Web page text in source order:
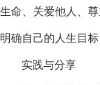
生命、关爱他人、
明确自己的人生目标
实践与分享